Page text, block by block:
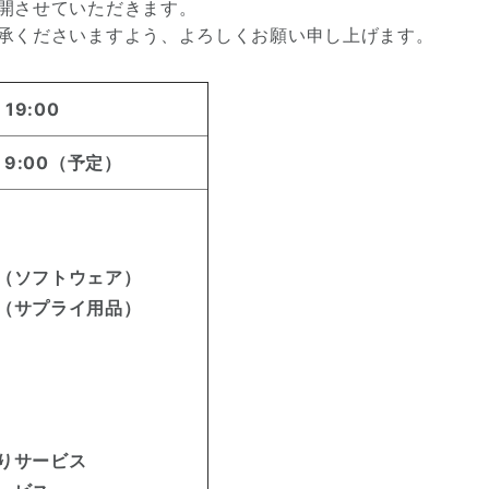
せていただきます。
ださいますよう、よろしくお願い申し上げます。
19:00
（予定）
ソフトウェア）
サプライ用品）
サービス